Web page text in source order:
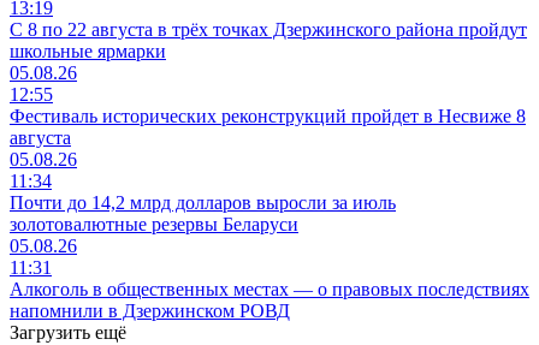
13:19
С 8 по 22 августа в трёх точках Дзержинского района пройдут
школьные ярмарки
05.08.26
12:55
Фестиваль исторических реконструкций пройдет в Несвиже 8
августа
05.08.26
11:34
Почти до 14,2 млрд долларов выросли за июль
золотовалютные резервы Беларуси
05.08.26
11:31
Алкоголь в общественных местах — о правовых последствиях
напомнили в Дзержинском РОВД
Загрузить ещё